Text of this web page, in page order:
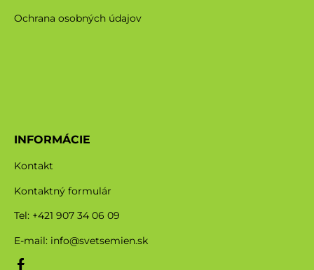
Ochrana osobných údajov
INFORMÁCIE
Kontakt
Kontaktný formulár
Tel: +421 907 34 06 09
E-mail: info@svetsemien.sk